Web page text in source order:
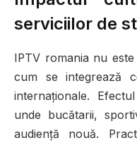
serviciilor de
IPTV romania nu
cum se integrează
internaționale.
unde bucătarii,
audiență nouă.